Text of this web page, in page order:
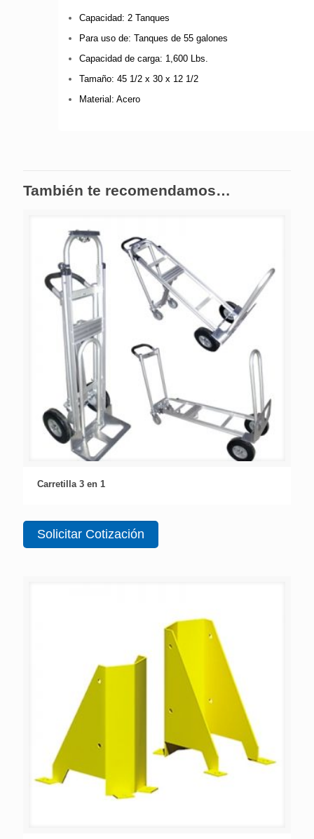
Capacidad: 2 Tanques
Para uso de: Tanques de 55 galones
Capacidad de carga: 1,600 Lbs.
Tamaño: 45 1/2 x 30 x 12 1/2
Material: Acero
También te recomendamos…
Carretilla 3 en 1
Solicitar Cotización